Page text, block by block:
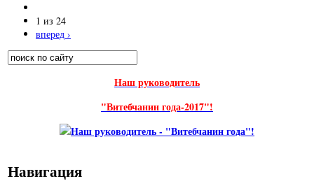
1 из 24
вперед ›
Поиск
Наш руководитель
"Витебчанин года-2017"!
Навигация